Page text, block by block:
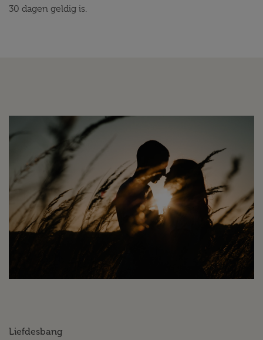
30 dagen geldig is.
Liefdesbang